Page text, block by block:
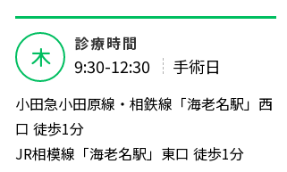
木 診療時間
9:30-12:30 手術日
小田急小田原線・相鉄線「海老名駅」西
口 徒歩1分
JR相模線「海老名駅」東口 徒歩1分